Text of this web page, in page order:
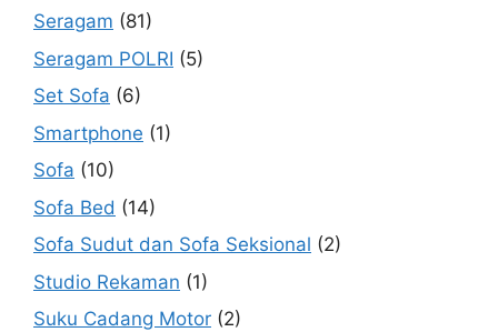
Seragam (81)
Seragam POLRI (5)
Set Sofa (6)
Smartphone (1)
Sofa (10)
Sofa Bed (14)
Sofa Sudut dan Sofa Seksional (2)
Studio Rekaman (1)
Suku Cadang Motor (2)